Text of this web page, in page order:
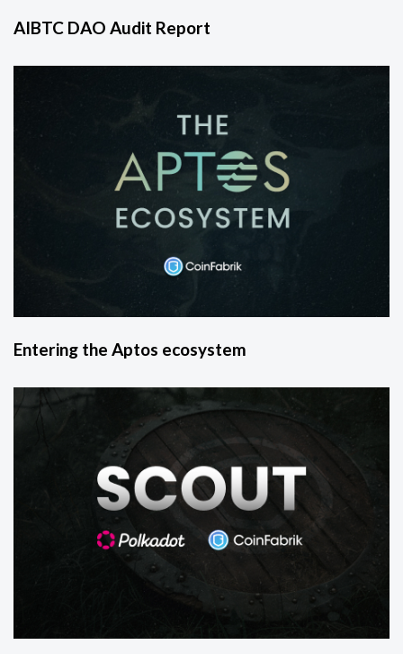
AIBTC DAO Audit Report
Entering the Aptos ecosystem